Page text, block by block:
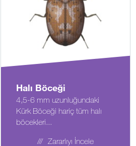
Halı Böceği
4,5-6 mm uzunluğundaki
Kürk Böceği hariç tüm halı
böcekleri...
Zararlıyı İncele